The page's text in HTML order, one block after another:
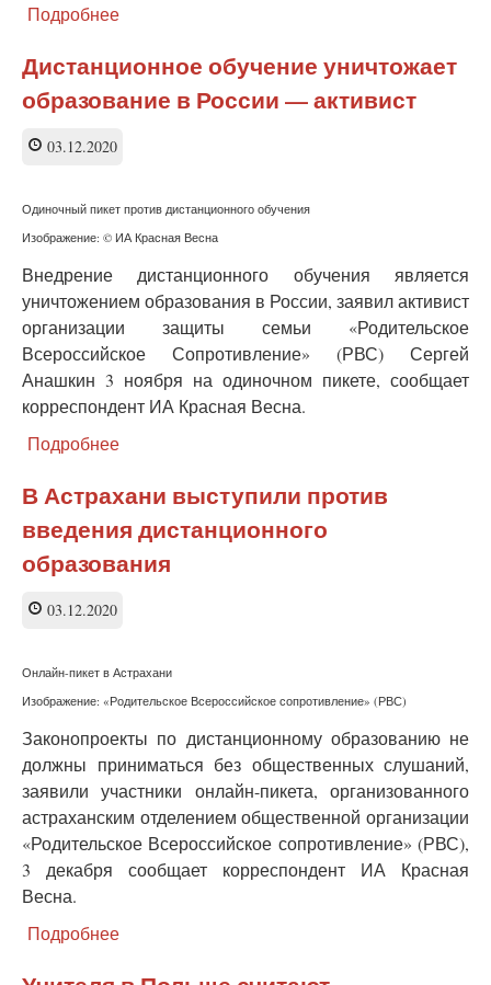
Подробнее
вытесняет
опытных
преподавателей
интервью
Дистанционное обучение уничтожает
образование в России — активист
03.12.2020
Одиночный пикет против дистанционного обучения
Изображение: © ИА Красная Весна
Внедрение дистанционного обучения является
уничтожением образования в России, заявил активист
организации защиты семьи «Родительское
Всероссийское Сопротивление» (РВС) Сергей
Анашкин 3 ноября на одиночном пикете, сообщает
корреспондент ИА Красная Весна.
Подробнее
обучение
уничтожает
образование
России
В Астрахани выступили против
введения дистанционного
образования
03.12.2020
Онлайн-пикет в Астрахани
Изображение: «Родительское Всероссийское сопротивление» (РВС)
Законопроекты по дистанционному образованию не
должны приниматься без общественных слушаний,
заявили участники онлайн-пикета, организованного
астраханским отделением общественной организации
«Родительское Всероссийское сопротивление» (РВС),
3 декабря сообщает корреспондент ИА Красная
Весна.
Подробнее
Астрахани